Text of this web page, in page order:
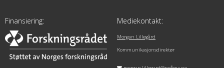
Finansiering: Mediekontakt:
Morgan Lillegård
Kommunikasjonsdirektør